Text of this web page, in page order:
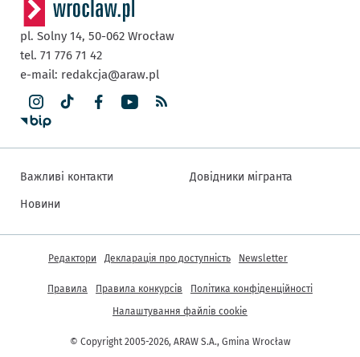
pl. Solny 14, 50-062 Wrocław
tel. 71 776 71 42
e-mail: redakcja@araw.pl
Важливі контакти
Новини
Довідники мігранта
© Copyright 2005-2026, ARAW S.A., Gmina Wrocław
Інша інформація
Редактори Декларація про доступність Newsletter
Правила Правила конкурсів
Політика конфіденційності
Налаштування файлів cookie